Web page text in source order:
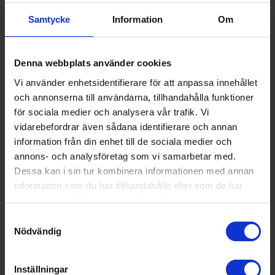
Samtycke Information Om
Denna webbplats använder cookies
Vi använder enhetsidentifierare för att anpassa innehållet
och annonserna till användarna, tillhandahålla funktioner
för sociala medier och analysera vår trafik. Vi
vidarebefordrar även sådana identifierare och annan
information från din enhet till de sociala medier och
annons- och analysföretag som vi samarbetar med.
Dessa kan i sin tur kombinera informationen med annan
information som du har tillhandahållit eller som de har
samlat in när du har använt deras tjänster.
Nödvändig
Inställningar
KÖP
Blodtrycksmätare